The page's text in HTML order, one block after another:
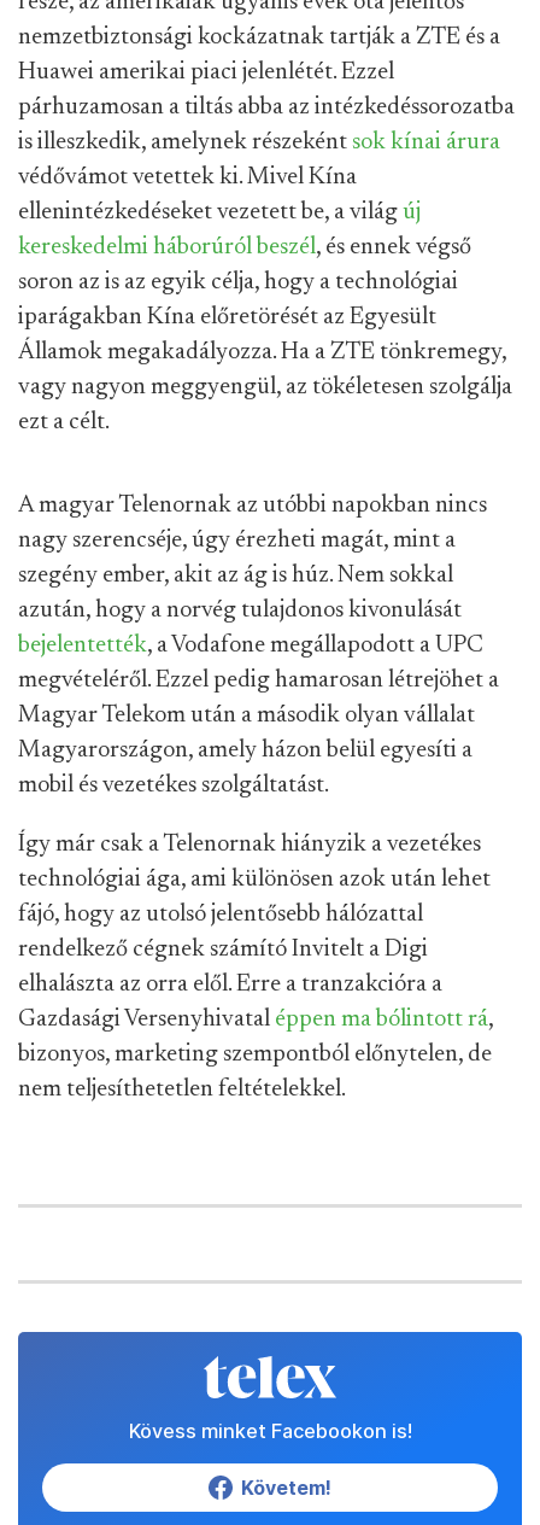
nemzetbiztonsági kockázatnak tartják a ZTE és a
Huawei amerikai piaci jelenlétét. Ezzel
párhuzamosan a tiltás abba az intézkedéssorozatba
is illeszkedik, amelynek részeként sok kínai árura
védővámot vetettek ki. Mivel Kína
ellenintézkedéseket vezetett be, a világ új
kereskedelmi háborúról beszél, és ennek végső
soron az is az egyik célja, hogy a technológiai
iparágakban Kína előretörését az Egyesült
Államok megakadályozza. Ha a ZTE tönkremegy,
vagy nagyon meggyengül, az tökéletesen szolgálja
ezt a célt.
A magyar Telenornak az utóbbi napokban nincs
nagy szerencséje, úgy érezheti magát, mint a
szegény ember, akit az ág is húz. Nem sokkal
azután, hogy a norvég tulajdonos kivonulását
bejelentették, a Vodafone megállapodott a UPC
megvételéről. Ezzel pedig hamarosan létrejöhet a
Magyar Telekom után a második olyan vállalat
Magyarországon, amely házon belül egyesíti a
mobil és vezetékes szolgáltatást.
Így már csak a Telenornak hiányzik a vezetékes
technológiai ága, ami különösen azok után lehet
fájó, hogy az utolsó jelentősebb hálózattal
rendelkező cégnek számító Invitelt a Digi
elhalászta az orra elől. Erre a tranzakcióra a
Gazdasági Versenyhivatal éppen ma bólintott rá,
bizonyos, marketing szempontból előnytelen, de
nem teljesíthetetlen feltételekkel.
Kövess minket Facebookon is!
Követem!